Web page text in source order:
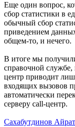
Еще один вопрос,
сбор статистики в
обычный сбор
приведением
общем-то, и нечего.
В итоге мы
справочной службе,
центр приводит
входящих вызовов
автоматически
серверу call-центр.
Сахабутдинов Айрат